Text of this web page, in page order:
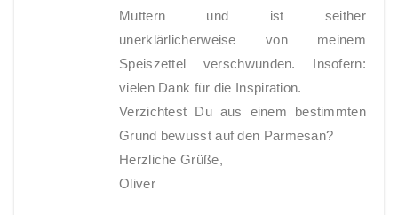
Muttern und ist seither
unerklärlicherweise von meinem
Speiszettel verschwunden. Insofern:
vielen Dank für die Inspiration.
Verzichtest Du aus einem bestimmten
Grund bewusst auf den Parmesan?
Herzliche Grüße,
Oliver